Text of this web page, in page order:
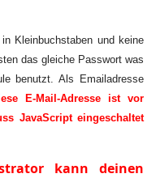
Kleinbuchstaben und keine
das gleiche Passwort was
benutzt. Als Emailadresse
E-Mail-Adresse ist vor
JavaScript eingeschaltet
kann deinen